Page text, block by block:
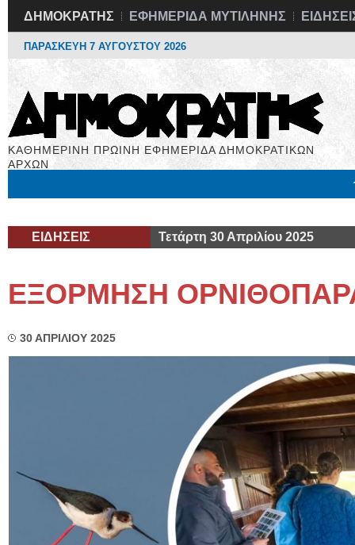
ΔΗΜΟΚΡΑΤΗΣ ΕΦΗΜΕΡΙΔΑ ΜΥΤΙΛΗΝΗΣ
ΠΑΡΑΣΚΕΥΗ 7 ΑΥΓΟΥΣΤΟΥ 2026
ΚΑΘΗΜΕΡΙΝΗ ΠΡΩΙΝΗ ΕΦΗΜΕΡΙΔΑ ΔΗΜΟΚΡΑΤΙΚΩΝ
ΑΡΧΩΝ
ΕΙΔΗΣΕΙΣ Τετάρτη 30 Απριλίου 2025
ΕΞΟΡΜΗΣΗ
30 ΑΠΡΙΛΙΟΥ 2025